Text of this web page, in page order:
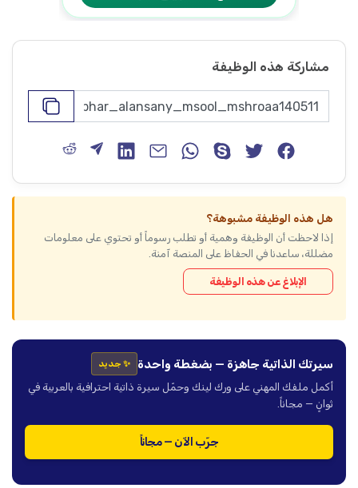
مشاركة هذه الوظيفة
هل هذه الوظيفة مشبوهة؟
إذا لاحظت أن الوظيفة وهمية أو تطلب رسوماً أو تحتوي على معلومات
مضللة، ساعدنا في الحفاظ على المنصة آمنة.
الإبلاغ عن هذه الوظيفة
سيرتك الذاتية جاهزة — بضغطة واحدة ✨ جديد
أكمل ملفك المهني على ورك لينك وحمّل سيرة ذاتية احترافية بالعربية في
ثوانٍ — مجاناً.
جرّب الآن — مجاناً